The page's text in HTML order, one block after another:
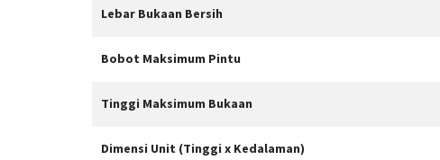
Lebar Bukaan Bersih
Bobot Maksimum Pintu
Tinggi Maksimum Bukaan
Dimensi Unit (Tinggi x Kedalaman)